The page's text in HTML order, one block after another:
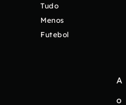
Tudo
Menos
Futebol
A
o